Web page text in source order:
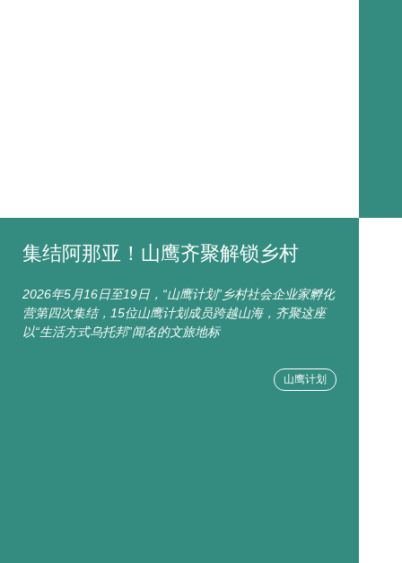
集结阿那亚！山鹰齐聚解锁乡村
2026年5月16日至19日，“山鹰计划”乡村社会企业家孵化
营第四次集结，15位山鹰计划成员跨越山海，齐聚这座
以“生活方式乌托邦”闻名的文旅地标
山鹰计划